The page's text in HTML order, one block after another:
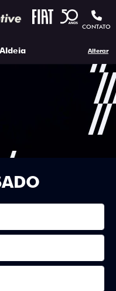
CONTATO
Alterar